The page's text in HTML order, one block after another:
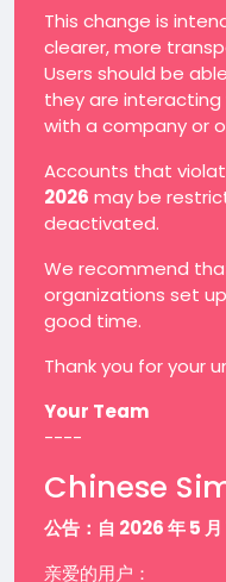
This change is
clearer, more
Users should be
they are interacting
with a company or
Accounts that
2026 may be
deactivated.
We recommend
organizations set
good time.
Thank you for your
Your Team
----
Chinese
公告：自 2026 年 5
亲爱的用户：